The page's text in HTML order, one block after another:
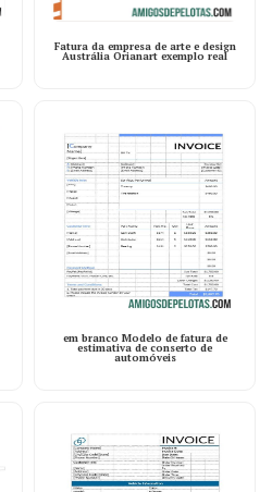
Fatura da empresa de arte e design
Austrália Orianart exemplo real
em branco Modelo de fatura de
estimativa de conserto de
automóveis